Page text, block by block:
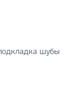
шубы